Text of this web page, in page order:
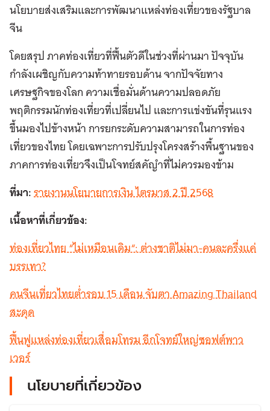
นโยบายส่งเสริมและการพัฒนาแหล่งท่องเที่ยวของรัฐบาล
จีน
โดยสรุป ภาคท่องเที่ยวที่ฟื้นตัวดีในช่วงที่ผ่านมา ปัจจุบัน
กำลังเผชิญกับความท้าทายรอบด้าน จากปัจจัยทาง
เศรษฐกิจของโลก ความเชื่อมั่นด้านความปลอดภัย
พฤติกรรมนักท่องเที่ยวที่เปลี่ยนไป และการแข่งขันที่รุนแรง
ขึ้นมองไปข้างหน้า การยกระดับความสามารถในการท่อง
เที่ยวของไทย โดยเฉพาะการปรับปรุงโครงสร้างพื้นฐานของ
ภาคการท่องเที่ยวจึงเป็นโจทย์สคัญำที่ไม่ควรมองข้าม
ที่มา:รายงานนโยบายการเงิน ไตรมาส 2 ปี 2568
เนื้อหาที่เกี่ยวข้อง:
ท่องเที่ยวไทย “ไม่เหมือนเดิม“: ต่างชาติไม่มา-คนละครึ่งแค่
บรรเทา?
คนจีนเที่ยวไทยต่ำรอบ 15 เดือน จับตา Amazing Thailand
สะดุด
ฟื้นฟูแหล่งท่องเที่ยวเสื่อมโทรม อีกโจทย์ใหญ่ซอฟต์พาว
เวอร์
นโยบายที่เกี่ยวข้อง